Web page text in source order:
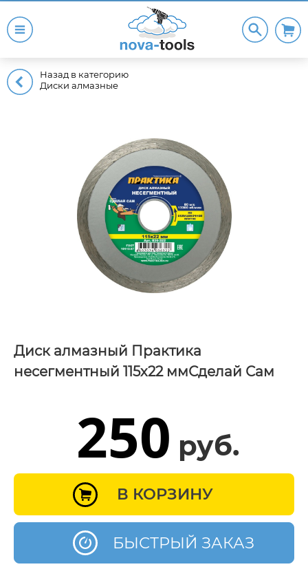
Назад в категорию
Диски алмазные
Диск алмазный Практика
несегментный 115х22 ммСделай Сам
250 руб.
БЫСТРЫЙ ЗАКАЗ
В КОРЗИНУ